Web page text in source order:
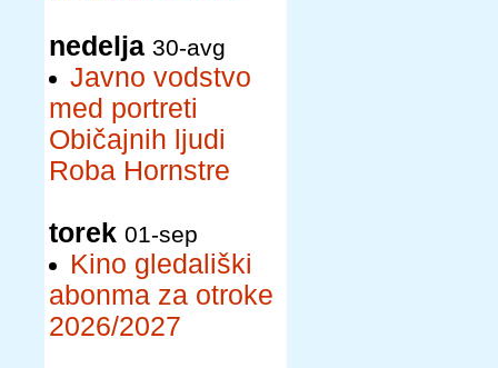
nedelja 30-avg
Javno vodstvo
med portreti
Običajnih ljudi
Roba Hornstre
torek 01-sep
Kino gledališki
abonma za otroke
2026/2027